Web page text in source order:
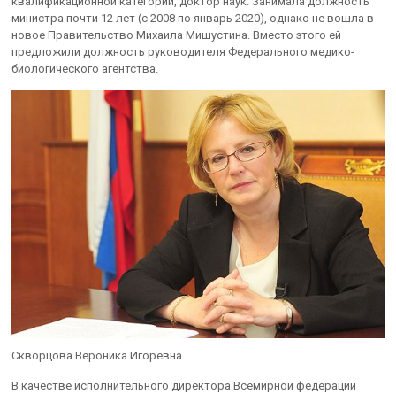
министра почти 12 лет (с 2008 по январь 2020), однако не вошла в
новое Правительство Михаила Мишустина. Вместо этого ей
предложили должность руководителя Федерального медико-
биологического агентства.
Скворцова Вероника Игоревна
В качестве исполнительного директора Всемирной федерации